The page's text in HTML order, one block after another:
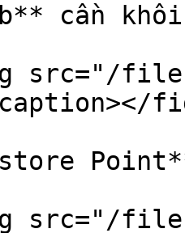
cần
src="/files/
src="/files/